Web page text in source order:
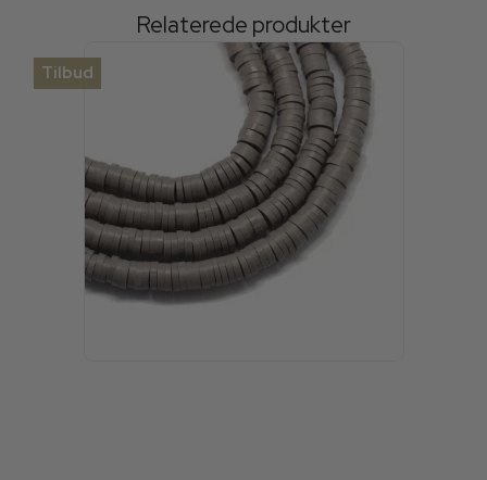
Relaterede produkter
Tilbud